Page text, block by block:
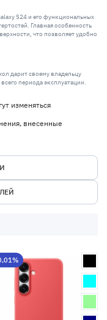
S24 и его функциональных
Главная особенность
что позволяет удобно
дарит своему владельцу
периода эксплуатации.
изменяться
внесенные